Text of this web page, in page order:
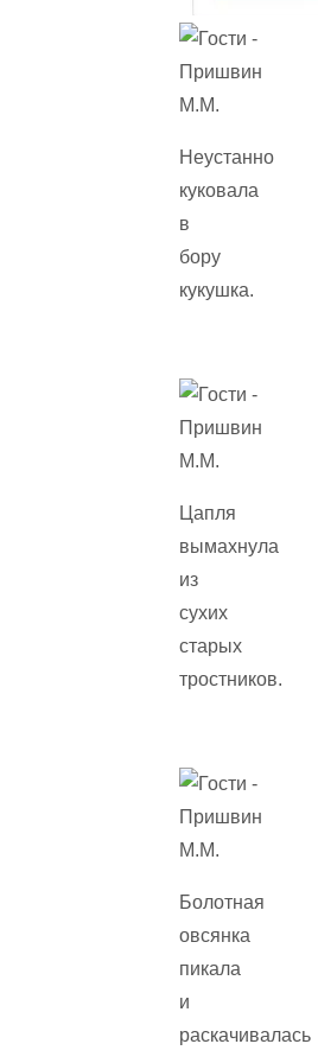
Неустанно
куковала
в
бору
кукушка.
Цапля
вымахнула
из
сухих
старых
тростников.
Болотная
овсянка
пикала
и
раскачивалась